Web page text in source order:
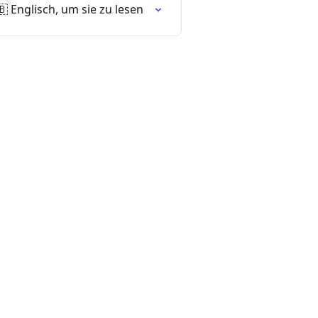
um sie zu lesen